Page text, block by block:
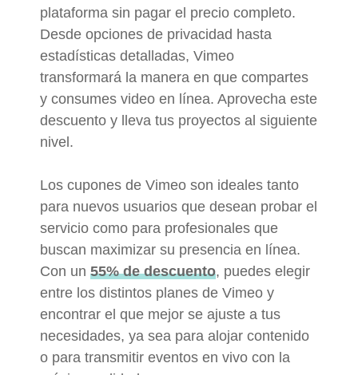
plataforma sin pagar el precio completo.
Desde opciones de privacidad hasta
estadísticas detalladas, Vimeo
transformará la manera en que compartes
y consumes video en línea. Aprovecha este
descuento y lleva tus proyectos al siguiente
nivel.
Los cupones de Vimeo son ideales tanto
para nuevos usuarios que desean probar el
servicio como para profesionales que
buscan maximizar su presencia en línea.
Con un 55% de descuento, puedes elegir
entre los distintos planes de Vimeo y
encontrar el que mejor se ajuste a tus
necesidades, ya sea para alojar contenido
o para transmitir eventos en vivo con la